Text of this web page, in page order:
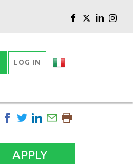
LOG IN
APPLY